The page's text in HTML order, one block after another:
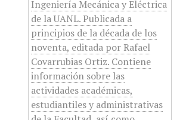
Ingeniería Mecánica y Eléctrica
de la UANL. Publicada a
principios de la década de los
noventa, editada por Rafael
Covarrubias Ortiz. Contiene
información sobre las
actividades académicas,
estudiantiles y administrativas